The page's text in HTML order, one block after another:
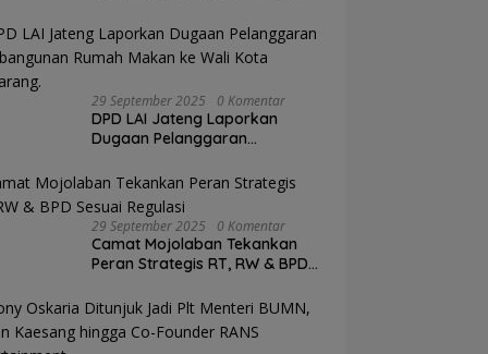
29 September 2025 0 Komentar
DPD LAI Jateng Laporkan
Dugaan Pelanggaran
ke Wali Kota Semarang.
29 September 2025 0 Komentar
Camat Mojolaban Tekankan
Peran Strategis RT, RW & BPD